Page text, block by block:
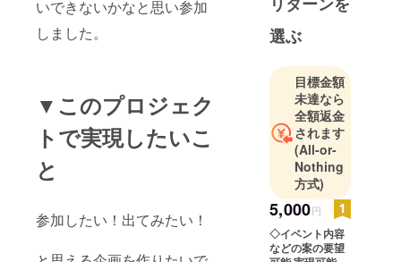
いできないかなと思い参加
しました。
▼このプロジェク
トで実現したいこ
と
参加したい！出てみたい！
28《グラ☆
スタ!》
◇8/31 ナイ
ト撮影会
《その他》
◇アメス
テージ「ぴ
のこの山」
8/22 ◇山さ
んぽハイキ
ング
◇SHOWRO
OM「妃野由
選ぶ
目標金額
未達なら
全額返金
されます
(All-or-
Nothing
方式)
5,000円
◇イベント内容
などの案の要望